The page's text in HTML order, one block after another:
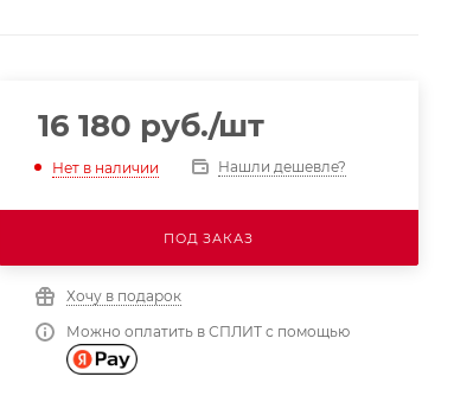
16 180 руб./шт
Нет в наличии Нашли дешевле?
ПОД ЗАКАЗ
Хочу в подарок
Можно оплатить в СПЛИТ с помощью